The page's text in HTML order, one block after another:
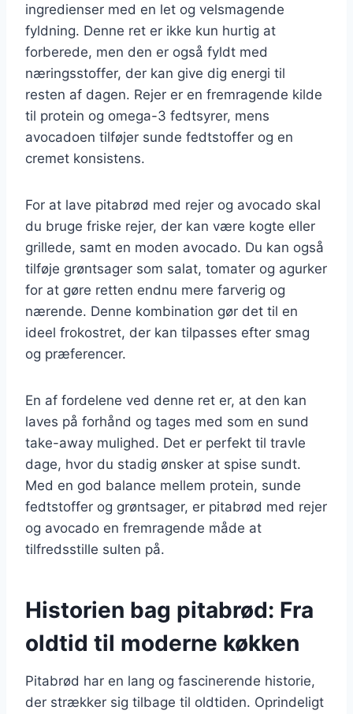
ingredienser med en let og velsmagende
fyldning. Denne ret er ikke kun hurtig at
forberede, men den er også fyldt med
næringsstoffer, der kan give dig energi til
resten af dagen. Rejer er en fremragende kilde
til protein og omega-3 fedtsyrer, mens
avocadoen tilføjer sunde fedtstoffer og en
cremet konsistens.
For at lave pitabrød med rejer og avocado skal
du bruge friske rejer, der kan være kogte eller
grillede, samt en moden avocado. Du kan også
tilføje grøntsager som salat, tomater og agurker
for at gøre retten endnu mere farverig og
nærende. Denne kombination gør det til en
ideel frokostret, der kan tilpasses efter smag
og præferencer.
En af fordelene ved denne ret er, at den kan
laves på forhånd og tages med som en sund
take-away mulighed. Det er perfekt til travle
dage, hvor du stadig ønsker at spise sundt.
Med en god balance mellem protein, sunde
fedtstoffer og grøntsager, er pitabrød med rejer
og avocado en fremragende måde at
tilfredsstille sulten på.
Historien bag pitabrød: Fra
oldtid til moderne køkken
Pitabrød har en lang og fascinerende historie,
der strækker sig tilbage til oldtiden. Oprindeligt